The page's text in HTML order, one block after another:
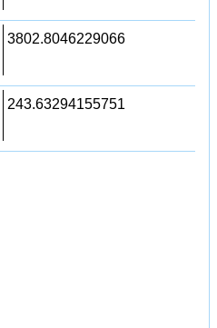
3802.8046229066
243.63294155751